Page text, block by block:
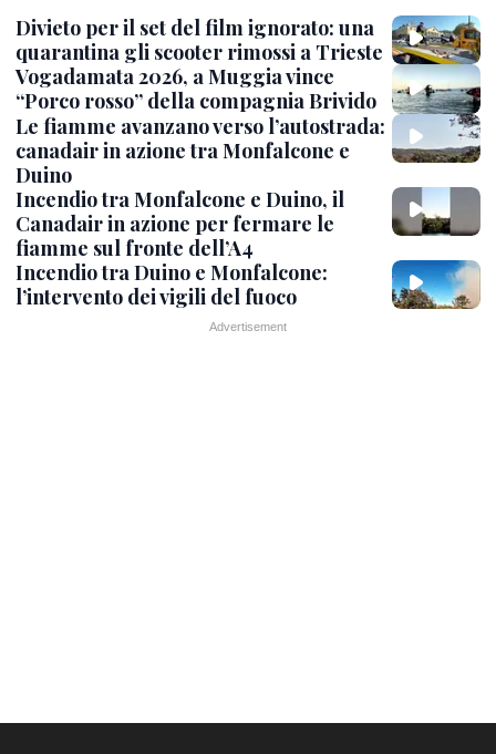
Divieto per il set del film ignorato: una
quarantina gli scooter rimossi a Trieste
Vogadamata 2026, a Muggia vince
“Porco rosso” della compagnia Brivido
Le fiamme avanzano verso l’autostrada:
canadair in azione tra Monfalcone e
Duino
Incendio tra Monfalcone e Duino, il
Canadair in azione per fermare le
fiamme sul fronte dell’A4
Incendio tra Duino e Monfalcone:
l’intervento dei vigili del fuoco